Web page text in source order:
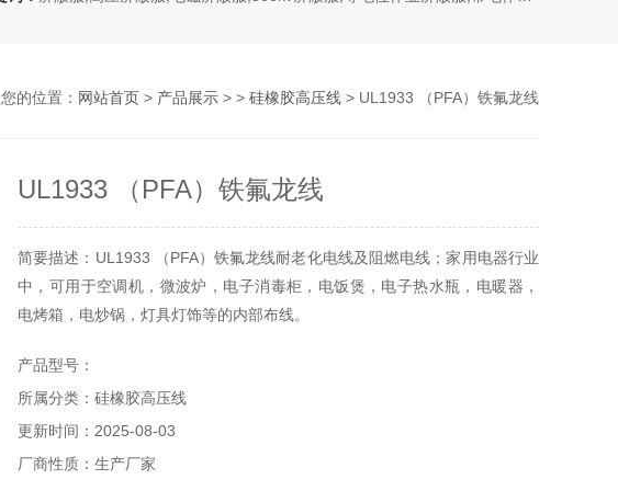
您的位置： 网站首页 > 产品展示 > > 硅橡胶高压线 > UL1933 （PFA）铁氟龙线
UL1933 （PFA）铁氟龙线
简要描述：UL1933 （PFA）铁氟龙线耐老化电线及阻燃电线；家用电器行业
中，可用于空调机，微波炉，电子消毒柜，电饭煲，电子热水瓶，电暖器，
电烤箱，电炒锅，灯具灯饰等的内部布线。
产品型号：
所属分类：硅橡胶高压线
更新时间：2025-08-03
厂商性质：生产厂家